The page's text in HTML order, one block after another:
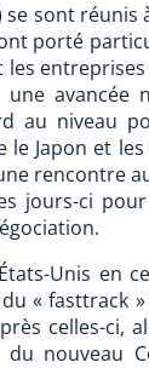
sont réunis
porté
entreprises
avancée
au niveau
Japon et les
rencontre
jours-ci
Unis en
« fasttrack
celles-ci,
nouveau